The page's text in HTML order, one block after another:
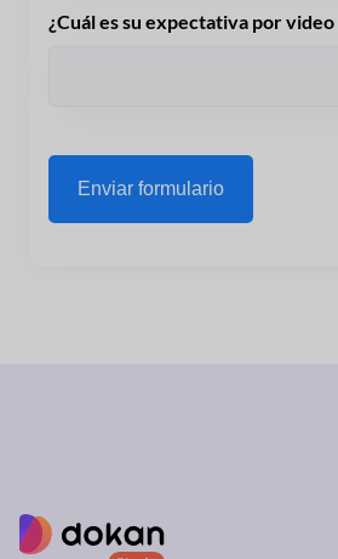
¿Cuál es su expectativa por video
Enviar formulario